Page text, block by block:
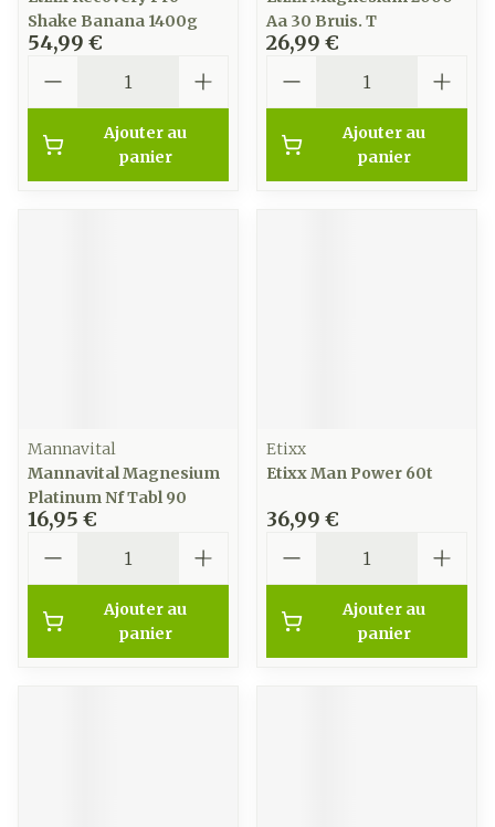
Shake Banana 1400g
54,99 €
Ajouter au
panier
Aa 30 Bruis. T
26,99 €
Ajouter au
panier
Mannavital
Mannavital Magnesium
Platinum Nf Tabl 90
16,95 €
Ajouter au
panier
Etixx
Etixx Man Power 60t
36,99 €
Ajouter au
panier